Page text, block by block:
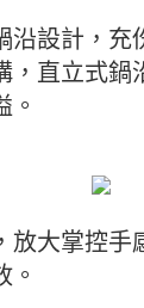
沿設計，充
，直立式鍋
放大掌控手